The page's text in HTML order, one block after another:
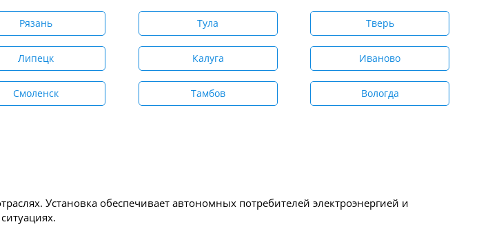
Рязань Тула Тверь
Липецк Калуга Иваново
Смоленск Тамбов Вологда
Установка обеспечивает автономных потребителей электроэнергией и